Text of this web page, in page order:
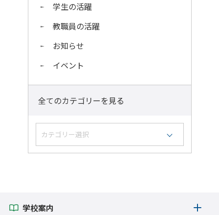
学生の活躍
教職員の活躍
お知らせ
イベント
全てのカテゴリーを見る
カテゴリー選択
学生の活躍
学校案内